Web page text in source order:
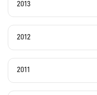
2013
2012
2011